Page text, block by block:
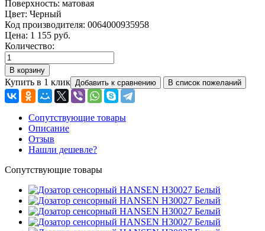
Поверхность: матовая
Цвет: Черный
Код производителя: 0064000935958
Цена: 1 155 руб.
Количество:
Купить в 1 клик
Сопутствующие товары
Описание
Отзыв
Нашли дешевле?
Сопутствующие товары